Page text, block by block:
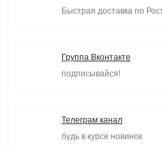
Быстрая доставка по
Группа Вконтакте
подписывайся!
Телеграм канал
будь в курсе новинок